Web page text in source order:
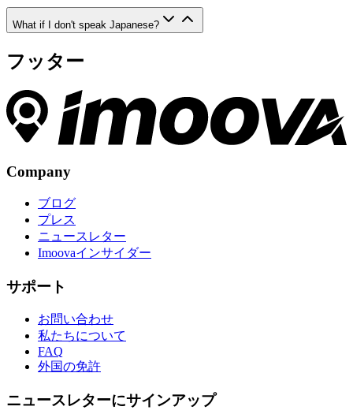
What if I don't speak Japanese?
フッター
Company
ブログ
プレス
ニュースレター
Imoovaインサイダー
サポート
お問い合わせ
私たちについて
FAQ
外国の免許
ニュースレターにサインアップ